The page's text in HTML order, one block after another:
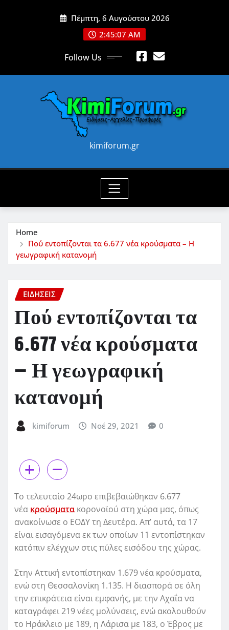
Πέμπτη, 6 Αυγούστου 2026
2:45:09 AM
Follow Us
kimiforum.gr
Home
Πού εντοπίζονται τα 6.677 νέα κρούσματα – Η
γεωγραφική κατανομή
ΕΙΔΗΣΕΙΣ
Πού εντοπίζονται τα
6.677 νέα κρούσματα
– Η γεωγραφική
κατανομή
kimiforum Νοέ 29, 2021 0
Το τελευταίο 24ωρο επιβεβαιώθηκαν 6.677
νέα κρούσματα κορονοϊού στη χώρα μας, όπως
ανακοίνωσε ο ΕΟΔΥ τη Δευτέρα. Απ’ αυτά, τα 17
είναι εισαγόμενα εκ των οποίων 11 εντοπίστηκαν
κατόπιν ελέγχων στις πύλες εισόδου της χώρας.
Στην Αττική εντοπίστηκαν 1.679 νέα κρούσματα,
ενώ στη Θεσσαλονίκη 1.135. Η διασπορά σε όλη
την επικράτεια είναι εμφανής, με την Αχαΐα να
καταγράφει 219 νέες μολύνσεις, ενώ ακολουθούν
το Ηράκλειο με 189, η Λάρισα με 183, ο Έβρος με